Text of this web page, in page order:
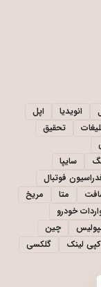
انویدیا
اپل
تحقیق
سایپا
فوتبال
متا
مریخ
خودرو
چین
کپی لینک
گلکسی